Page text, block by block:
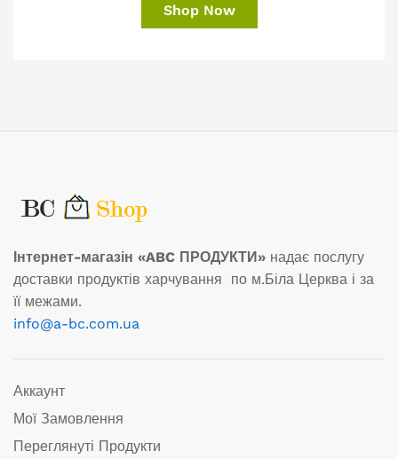
Shop Now
Інтернет-магазін «ABC ПРОДУКТИ» надає послугу
доставки продуктів харчування по м.Біла Церква і за
її межами.
info@a-bc.com.ua
Аккаунт
Мої Замовлення
Переглянуті Продукти